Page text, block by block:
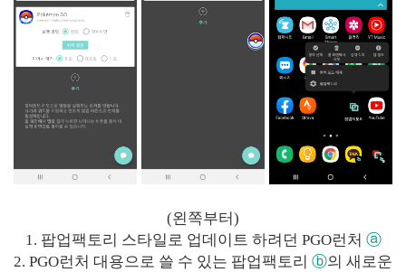
(왼쪽부터)
1. 팝업팩토리 스타일로 업데이트 하려던 PGO런처 ⓐ
2. PGO런처 대용으로 쓸 수 있는 팝업팩토리 ⓑ의 새로운